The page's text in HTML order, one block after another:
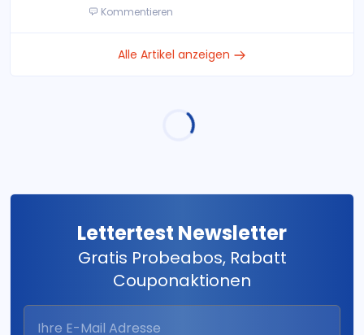
Kommentieren
Alle Artikel anzeigen
Lettertest Newsletter
Gratis Probeabos, Rabatt
Couponaktionen